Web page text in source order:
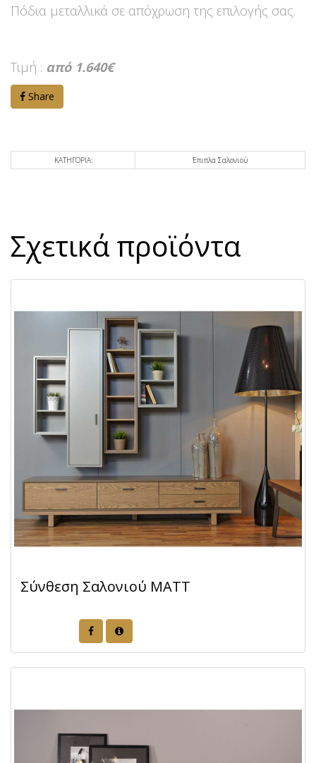
Πόδια μεταλλικά σε απόχρωση της επιλογής σας.
Τιμή : από 1.640€
Share
ΚΑΤΗΓΟΡΙΑ: Έπιπλα Σαλονιού
Σχετικά προϊόντα
Σύνθεση Σαλονιού ΜΑΤΤ